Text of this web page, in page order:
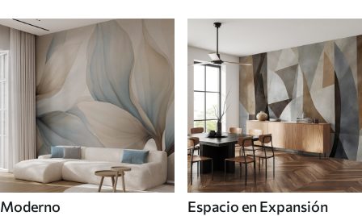
Moderno Espacio en Expansión